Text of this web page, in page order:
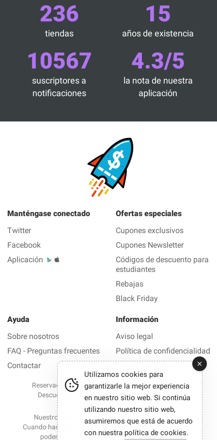
236
tiendas
15
años de existencia
10567
suscriptores a
notificaciones
4.3/5
la nota de nuestra
aplicación
Manténgase conectado
Twitter
Facebook
Aplicación
Ofertas especiales
Cupones exclusivos
Cupones Newsletter
Códigos de descuento para
estudiantes
Rebajas
Black Friday
Ayuda
Sobre nosotros
FAQ - Preguntas frecuentes
Contactar
Información
Aviso legal
Política de confidencialidad
Reservados todos los derechos © 2012-2026 Buen
Descuento — Todas las ofertas y los códigos de
descuento en 1 clic
Nuestro sitio participa en programas de afiliación.
Cuando hace clic en ciertos enlaces y realiza una compra,
podemos percibir en ocasiones una comisión.
Utilizamos cookies para
garantizarle la mejor experiencia
en nuestro sitio web. Si continúa
utilizando nuestro sitio web,
asumiremos que está de acuerdo
con nuestra política de cookies.